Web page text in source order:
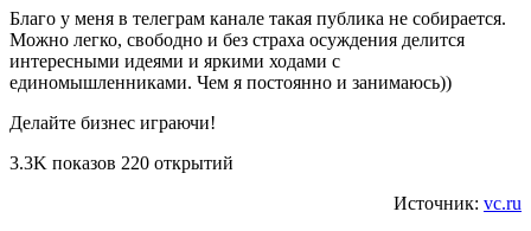
Благо у меня в телеграм канале такая публика не собирается.
Можно легко, свободно и без страха осуждения делится
интересными идеями и яркими ходами с
единомышленниками. Чем я постоянно и занимаюсь))
Делайте бизнес играючи!
3.3K показов 220 открытий
Источник: vc.ru